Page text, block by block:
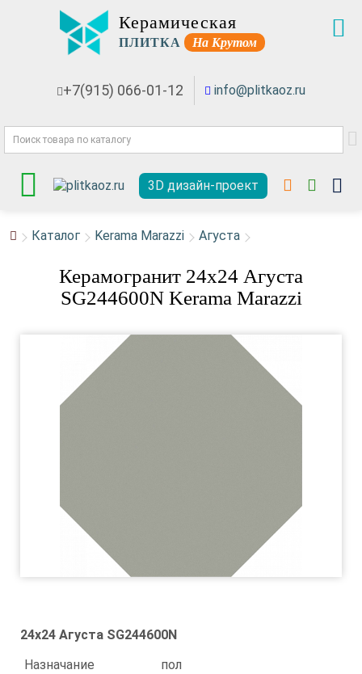
Керамическая
ПЛИТКА На Крутом
+7(915) 066-01-12 info@plitkaoz.ru
3D дизайн-проект
Каталог Kerama Marazzi Агуста
Керамогранит 24x24 Агуста
SG244600N Kerama Marazzi
24x24 Агуста SG244600N
Назначание
пол